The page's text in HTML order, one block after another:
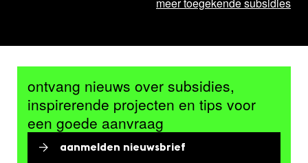
meer toegekende subsidies
ontvang nieuws over subsidies,
inspirerende projecten en tips voor
een goede aanvraag
aanmelden nieuwsbrief